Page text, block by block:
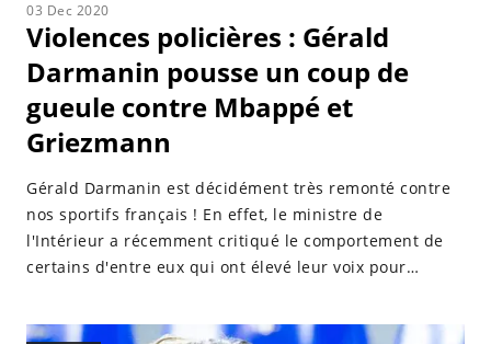
03 Dec 2020
Violences policières : Gérald
Darmanin pousse un coup de
gueule contre Mbappé et
Griezmann
Gérald Darmanin est décidément très remonté contre
nos sportifs français ! En effet, le ministre de
l'Intérieur a récemment critiqué le comportement de
certains d'entre eux qui ont élevé leur voix pour